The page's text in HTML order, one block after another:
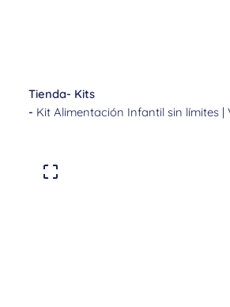
Tienda- Kits
- Kit Alimentación Infantil sin límites |